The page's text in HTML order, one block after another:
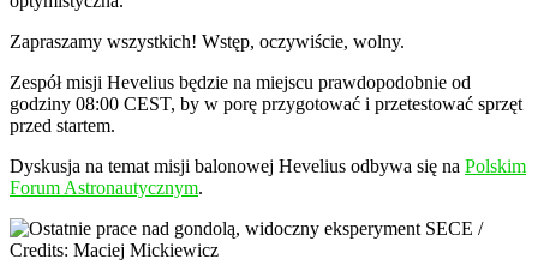
Zapraszamy wszystkich! Wstęp, oczywiście, wolny.
Zespół misji Hevelius będzie na miejscu prawdopodobnie od
godziny 08:00 CEST, by w porę przygotować i przetestować sprzęt
przed startem.
Dyskusja na temat misji balonowej Hevelius odbywa się na Polskim
Forum Astronautycznym.